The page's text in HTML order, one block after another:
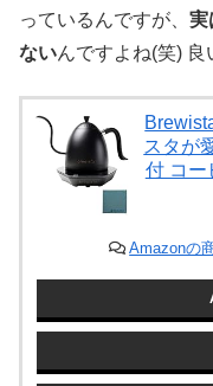
っているんですが、 実
ないんですよね(笑)
スタが
付 コー
Amazonの